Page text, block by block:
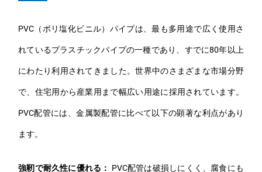
PVC（ポリ塩化ビニル）パイプは、最も多用途で広く使用さ
れているプラスチックパイプの一種であり、すでに80年以上
にわたり利用されてきました。世界中のさまざまな市場分野
で、住宅用から産業用まで幅広い用途に採用されています。
PVC配管には、金属製配管に比べて以下の顕著な利点があり
ます。
強靭で耐久性に優れる： PVC配管は破損しにくく、腐食にも